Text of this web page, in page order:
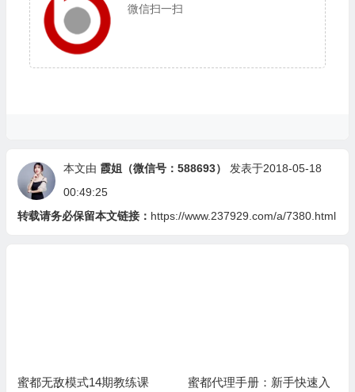
微信扫一扫
本文由 霞姐（微信号：588693）
发表于2018-05-18
00:49:25
转载请务必保留本文链接： https://www.237929.com/a/7380.html
蜜都无敌模式14期教练课
蜜都代理手册：新手快速入